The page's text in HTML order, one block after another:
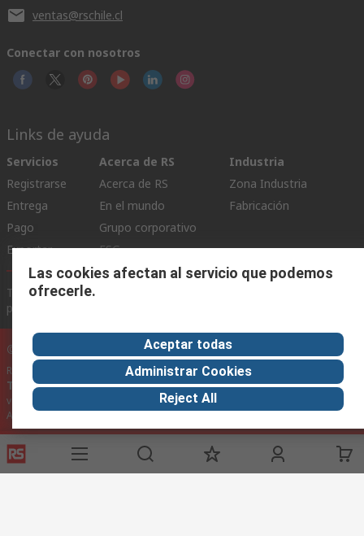
ventas@rschile.cl
Conectar con nosotros
Links de ayuda
Servicios
Registrarse
Entrega
Pago
Exportar
Acerca de RS
Acerca de RS
En el mundo
Grupo corporativo
ESG
Industria
Zona Industria
Fabricación
Términos del sitio
privacidad
©RS Group Ltd. 2020
RS Group Ltda.
Teléfonos+56950121474 / +56999183167
ventas@rschile.cl
Ayuda
Este sitio web ha sido desarrollado por Catalogue solutions Ltd
bajo licencia por RS Group Ltd
Las cookies afectan al servicio que podemos
ofrecerle.
Aceptar todas
Administrar Cookies
Reject All